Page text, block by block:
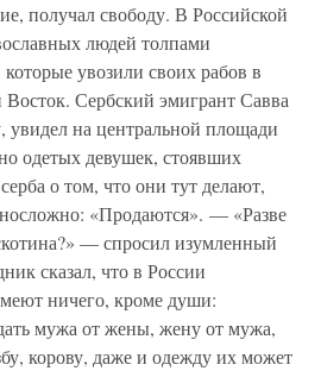
получал свободу. В Российской
людей толпами
увозили своих рабов в
Сербский эмигрант Савва
увидел на центральной площади
одетых девушек, стоявших
о том, что они тут делают,
«Продаются». — «Разве
— спросил изумленный
сказал, что в России
ничего, кроме души:
мужа от жены, жену от мужа,
корову, даже и одежду их может